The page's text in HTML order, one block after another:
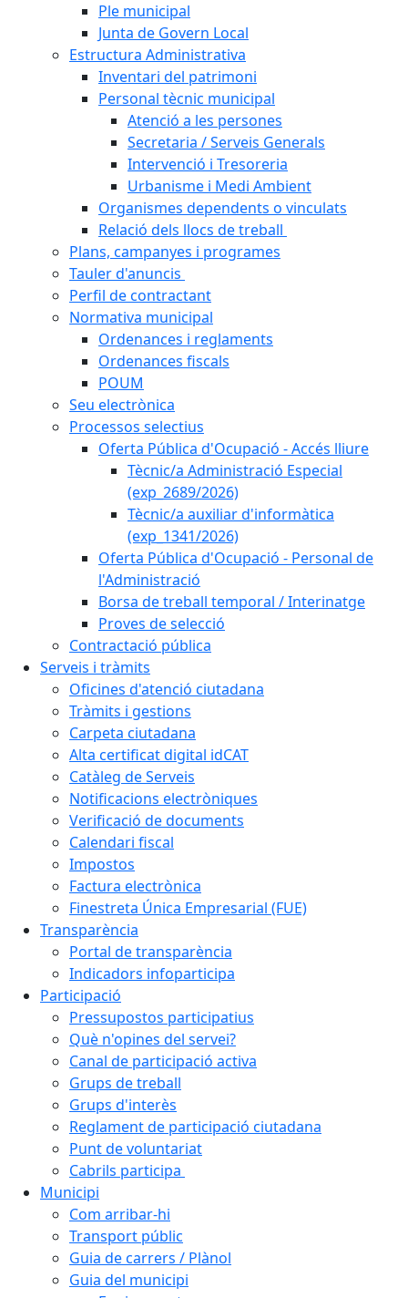
Ple municipal
Junta de Govern Local
Estructura Administrativa
Inventari del patrimoni
Personal tècnic municipal
Atenció a les persones
Secretaria / Serveis Generals
Intervenció i Tresoreria
Urbanisme i Medi Ambient
Organismes dependents o vinculats
Relació dels llocs de treball
Plans, campanyes i programes
Tauler d'anuncis
Perfil de contractant
Normativa municipal
Ordenances i reglaments
Ordenances fiscals
POUM
Seu electrònica
Processos selectius
Oferta Pública d'Ocupació - Accés lliure
Tècnic/a Administració Especial
(exp_2689/2026)
Tècnic/a auxiliar d'informàtica
(exp_1341/2026)
Oferta Pública d'Ocupació - Personal de
l'Administració
Borsa de treball temporal / Interinatge
Proves de selecció
Contractació pública
Serveis i tràmits
Oficines d'atenció ciutadana
Tràmits i gestions
Carpeta ciutadana
Alta certificat digital idCAT
Catàleg de Serveis
Notificacions electròniques
Verificació de documents
Calendari fiscal
Impostos
Factura electrònica
Finestreta Única Empresarial (FUE)
Transparència
Portal de transparència
Indicadors infoparticipa
Participació
Pressupostos participatius
Què n'opines del servei?
Canal de participació activa
Grups de treball
Grups d'interès
Reglament de participació ciutadana
Punt de voluntariat
Cabrils participa
Municipi
Com arribar-hi
Transport públic
Guia de carrers / Plànol
Guia del municipi